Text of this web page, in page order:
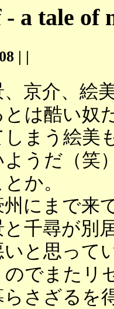
- a tale
| |
、京介、絵
とは酷い奴
しまう絵美
ようだ（笑
か。
州にまで来
と千尋が別
いと思って
のでまたリ
らさざるを